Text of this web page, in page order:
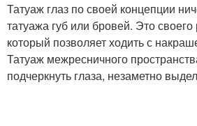
Татуаж глаз по своей концепции
татуажа губ или бровей. Это
который позволяет ходить с
Татуаж межресничного
подчеркнуть глаза, незаметно